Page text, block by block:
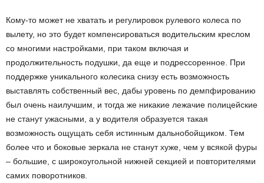
Кому-то может не хватать и регулировок рулевого колеса по
вылету, но это будет компенсироваться водительским креслом
со многими настройками, при таком включая и
продолжительность подушки, да еще и подрессоренное. При
поддержке уникального колесика снизу есть возможность
выставлять собственный вес, дабы уровень по демпфированию
был очень наилучшим, и тогда же никакие лежачие полицейские
не станут ужасными, а у водителя образуется такая
возможность ощущать себя истинным дальнобойщиком. Тем
более что и боковые зеркала не станут хуже, чем у всякой фуры
– большие, с широкоугольной нижней секцией и повторителями
самих поворотников.